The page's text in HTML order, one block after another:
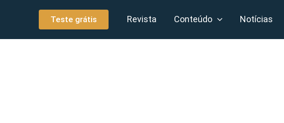
Teste grátis Revista Conteúdo Notícias